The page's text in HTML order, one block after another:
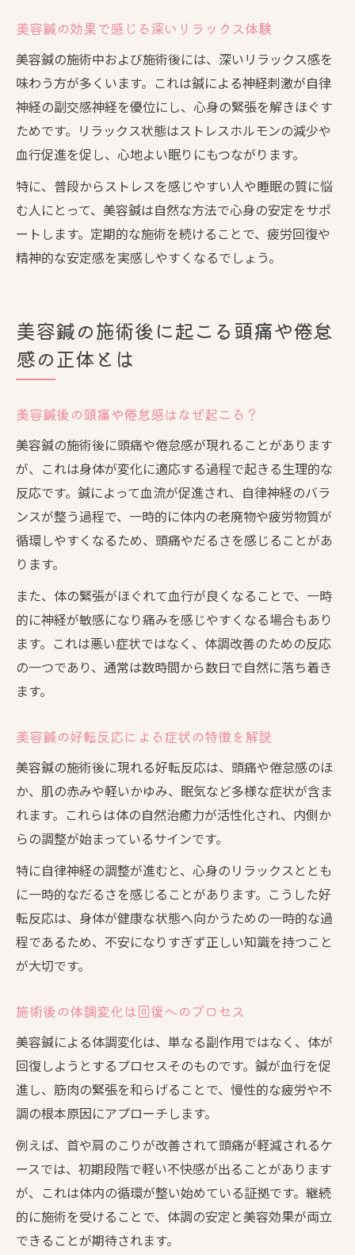
美容鍼の効果で感じる深いリラックス体験
美容鍼の施術中および施術後には、深いリラックス感を
味わう方が多くいます。これは鍼による神経刺激が自律
神経の副交感神経を優位にし、心身の緊張を解きほぐす
ためです。リラックス状態はストレスホルモンの減少や
血行促進を促し、心地よい眠りにもつながります。
特に、普段からストレスを感じやすい人や睡眠の質に悩
む人にとって、美容鍼は自然な方法で心身の安定をサポ
ートします。定期的な施術を続けることで、疲労回復や
精神的な安定感を実感しやすくなるでしょう。
美容鍼の施術後に起こる頭痛や倦怠
感の正体とは
美容鍼後の頭痛や倦怠感はなぜ起こる？
美容鍼の施術後に頭痛や倦怠感が現れることがあります
が、これは身体が変化に適応する過程で起きる生理的な
反応です。鍼によって血流が促進され、自律神経のバラ
ンスが整う過程で、一時的に体内の老廃物や疲労物質が
循環しやすくなるため、頭痛やだるさを感じることがあ
ります。
また、体の緊張がほぐれて血行が良くなることで、一時
的に神経が敏感になり痛みを感じやすくなる場合もあり
ます。これは悪い症状ではなく、体調改善のための反応
の一つであり、通常は数時間から数日で自然に落ち着き
ます。
美容鍼の好転反応による症状の特徴を解説
美容鍼の施術後に現れる好転反応は、頭痛や倦怠感のほ
か、肌の赤みや軽いかゆみ、眠気など多様な症状が含ま
れます。これらは体の自然治癒力が活性化され、内側か
らの調整が始まっているサインです。
特に自律神経の調整が進むと、心身のリラックスととも
に一時的なだるさを感じることがあります。こうした好
転反応は、身体が健康な状態へ向かうための一時的な過
程であるため、不安になりすぎず正しい知識を持つこと
が大切です。
施術後の体調変化は回復へのプロセス
美容鍼による体調変化は、単なる副作用ではなく、体が
回復しようとするプロセスそのものです。鍼が血行を促
進し、筋肉の緊張を和らげることで、慢性的な疲労や不
調の根本原因にアプローチします。
例えば、首や肩のこりが改善されて頭痛が軽減されるケ
ースでは、初期段階で軽い不快感が出ることがあります
が、これは体内の循環が整い始めている証拠です。継続
的に施術を受けることで、体調の安定と美容効果が両立
できることが期待されます。